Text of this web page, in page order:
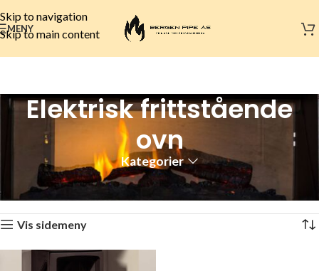
Skip to navigation
Skip to main content
MENY
Elektrisk frittstående
ovn
Kategorier
Elektrisk peis Elektrisk ovn
Elektrisk frittstående ovn
Viser det ene resultatet
Vis sidemeny